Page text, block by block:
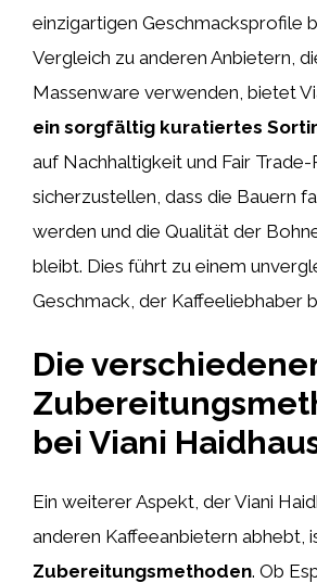
einzigartigen Geschmacksprofile
Vergleich zu anderen Anbietern,
Massenware verwenden, bietet
ein sorgfältig kuratiertes
auf Nachhaltigkeit und Fair Trade-
sicherzustellen, dass die Bauern
werden und die Qualität der
bleibt. Dies führt zu einem
Geschmack, der Kaffeeliebhaber
Die
bei Viani
Ein weiterer Aspekt, der Viani
anderen Kaffeeanbietern abhebt,
Zubereitungsmethoden. Ob